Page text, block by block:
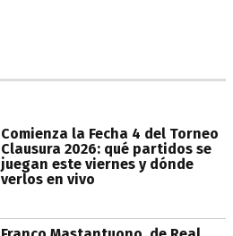
Comienza la Fecha 4 del Torneo
Clausura 2026: qué partidos se
juegan este viernes y dónde
verlos en vivo